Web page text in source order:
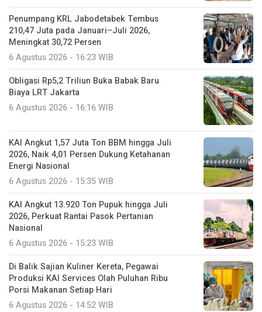
Penumpang KRL Jabodetabek Tembus
210,47 Juta pada Januari–Juli 2026,
Meningkat 30,72 Persen
6 Agustus 2026 - 16:23 WIB
Obligasi Rp5,2 Triliun Buka Babak Baru
Biaya LRT Jakarta
6 Agustus 2026 - 16:16 WIB
KAI Angkut 1,57 Juta Ton BBM hingga Juli
2026, Naik 4,01 Persen Dukung Ketahanan
Energi Nasional
6 Agustus 2026 - 15:35 WIB
KAI Angkut 13.920 Ton Pupuk hingga Juli
2026, Perkuat Rantai Pasok Pertanian
Nasional
6 Agustus 2026 - 15:23 WIB
Di Balik Sajian Kuliner Kereta, Pegawai
Produksi KAI Services Olah Puluhan Ribu
Porsi Makanan Setiap Hari
6 Agustus 2026 - 14:52 WIB